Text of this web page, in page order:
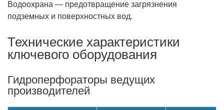
Водоохрана — предотвращение загрязнения
подземных и поверхностных вод.
Технические характеристики
ключевого оборудования
Гидроперфораторы ведущих
производителей